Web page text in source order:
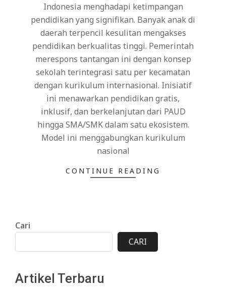
Indonesia menghadapi ketimpangan
pendidikan yang signifikan. Banyak anak di
daerah terpencil kesulitan mengakses
pendidikan berkualitas tinggi. Pemerintah
merespons tantangan ini dengan konsep
sekolah terintegrasi satu per kecamatan
dengan kurikulum internasional. Inisiatif
ini menawarkan pendidikan gratis,
inklusif, dan berkelanjutan dari PAUD
hingga SMA/SMK dalam satu ekosistem.
Model ini menggabungkan kurikulum
nasional
CONTINUE READING
Cari
CARI
Artikel Terbaru